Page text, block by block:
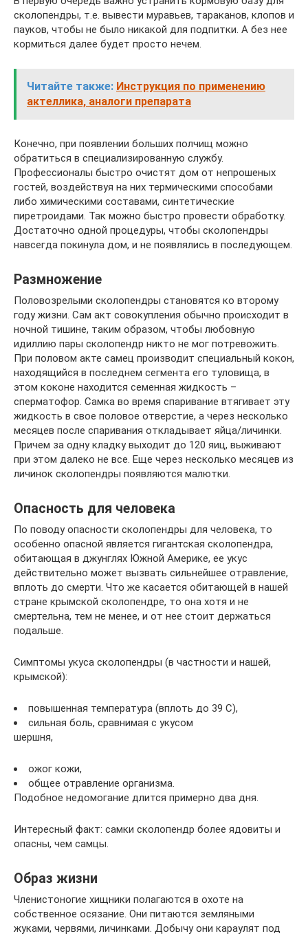
сколопендры, т.е. вывести муравьев, тараканов, клопов и
пауков, чтобы не было никакой для подпитки. А без нее
кормиться далее будет просто нечем.
Читайте также: Инструкция по применению
актеллика, аналоги препарата
Конечно, при появлении больших полчищ можно
обратиться в специализированную службу.
Профессионалы быстро очистят дом от непрошеных
гостей, воздействуя на них термическими способами
либо химическими составами, синтетические
пиретроидами. Так можно быстро провести обработку.
Достаточно одной процедуры, чтобы сколопендры
навсегда покинула дом, и не появлялись в последующем.
Размножение
Половозрелыми сколопендры становятся ко второму
году жизни. Сам акт совокупления обычно происходит в
ночной тишине, таким образом, чтобы любовную
идиллию пары сколопендр никто не мог потревожить.
При половом акте самец производит специальный кокон,
находящийся в последнем сегмента его туловища, в
этом коконе находится семенная жидкость –
сперматофор. Самка во время спаривание втягивает эту
жидкость в свое половое отверстие, а через несколько
месяцев после спаривания откладывает яйца/личинки.
Причем за одну кладку выходит до 120 яиц, выживают
при этом далеко не все. Еще через несколько месяцев из
личинок сколопендры появляются малютки.
Опасность для человека
По поводу опасности сколопендры для человека, то
особенно опасной является гигантская сколопендра,
обитающая в джунглях Южной Америке, ее укус
действительно может вызвать сильнейшее отравление,
вплоть до смерти. Что же касается обитающей в нашей
стране крымской сколопендре, то она хотя и не
смертельна, тем не менее, и от нее стоит держаться
подальше.
Симптомы укуса сколопендры (в частности и нашей,
крымской):
повышенная температура (вплоть до 39 С),
сильная боль, сравнимая с укусом
шершня,
ожог кожи,
общее отравление организма.
Подобное недомогание длится примерно два дня.
Интересный факт: самки сколопендр более ядовиты и
опасны, чем самцы.
Образ жизни
Членистоногие хищники полагаются в охоте на
собственное осязание. Они питаются земляными
жуками, червями, личинками. Добычу они караулят под